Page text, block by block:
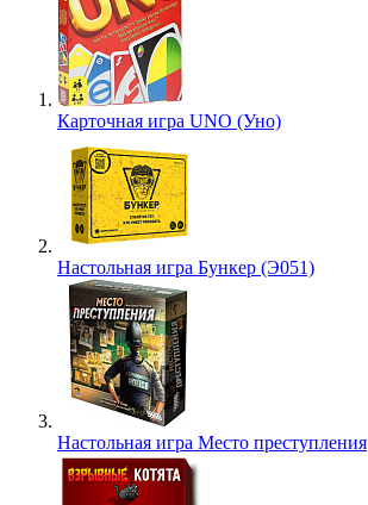
Карточная игра UNO (Уно)
Настольная игра Бункер (Э051)
Настольная игра Место преступления